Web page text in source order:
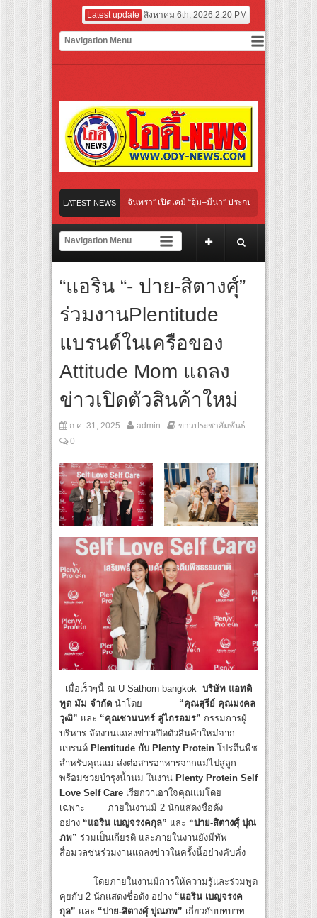
Latest update สิงหาคม 6th, 2026 2:20 PM
LATEST NEWS
Her Rules ใต้เงาจันทรา” เปิดเคมี “อุ้ม–มีนา” ประกบคู่ครั้งสำคัญ ชวนแฟนปักหมุดร
ย เลิกเงียบ เลิกชะล่าใจ” เรื่อง HPV ในแคมเปญ “HPV ไม่เป็นไร…ไม่ได้”
สู่ทีมชาติไทย ชวนแฟนลูกยางใกล้ชิดนักตบสาวทีมชาติไทย 15 ส.ค.นี้
บโลก “ปู่ม่านย่าม่าน” เรียนรู้นวัตกรรมผักเชียงดาใน “หอมแผ่นดินฯ”
‘คุณยายวรนาฏ’ (INHERIT) เตรียมคายตะขาบหนังไทยในรอบปฐมทัศน์โลก ณ เทศก
สุดชีวิต โกนหัวรับบทแม่ชี นำทีมนักแสดงประชันความสยอง!
Her Rules ใต้เงาจันทรา” เปิดเคมี “อุ้ม–มีนา” ประกบคู่ครั้งสำคัญ ชวนแฟนปักหมุดร
“แอริน “- ปาย-สิตางศุ์”
ร่วมงานPlentitude
แบรนด์ในเครือของ
Attitude Mom แถลง
ข่าวเปิดตัวสินค้าใหม่
ก.ค. 31, 2025 admin
ข่าวประชาสัมพันธ์
0
เมื่อเร็วๆนี้ ณ U Sathorn bangkok บริษัท แอทติ
ทูด มัม จำกัด นำโดย “คุณสุรีย์ คุณมงคล
วุฒิ” และ “คุณชานนทร์ ลู่ไกรอมร” กรรมการผู้
บริหาร จัดงานแถลงข่าวเปิดตัวสินค้าใหม่จาก
แบรนด์ Plentitude กับ Plenty Protein โปรตีนพืช
สำหรับคุณแม่ ส่งต่อสารอาหารจากแม่ไปสู่ลูก
พร้อมช่วยบำรุงน้ำนม ในงาน Plenty Protein Self
Love Self Care เรียกว่าเอาใจคุณแม่โดย
เฉพาะ ภายในงานมี 2 นักแสดงชื่อดัง
อย่าง “แอริน เบญจรงคกุล” และ “ปาย-สิตางศุ์ ปุณ
ภพ” ร่วมเป็นเกียรติ และภายในงานยังมีทัพ
สื่อมวลชนร่วมงานแถลงข่าวในครั้งนี้อย่างคับคั่ง
โดยภายในงานมีการให้ความรู้และร่วมพูด
คุยกับ 2 นักแสดงชื่อดัง อย่าง “แอริน เบญจรงค
กุล” และ “ปาย-สิตางศุ์ ปุณภพ” เกี่ยวกับบทบาท